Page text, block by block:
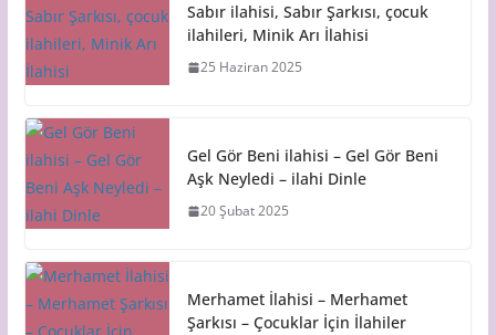
Sabır ilahisi, Sabır Şarkısı, çocuk
ilahileri, Minik Arı İlahisi
25 Haziran 2025
Gel Gör Beni ilahisi – Gel Gör Beni
Aşk Neyledi – ilahi Dinle
20 Şubat 2025
Merhamet İlahisi – Merhamet
Şarkısı – Çocuklar İçin İlahiler